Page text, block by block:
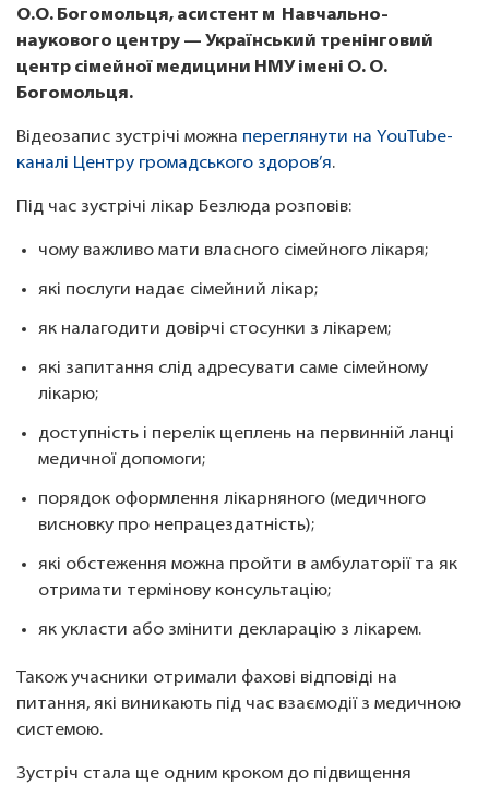
О.О. Богомольця, асистент м Навчально-
наукового центру — Український тренінговий
центр сімейної медицини НМУ імені О. О.
Богомольця.
Відеозапис зустрічі можна переглянути на YouTube-
каналі Центру громадського здоров’я.
Під час зустрічі лікар Безлюда розповів:
чому важливо мати власного сімейного лікаря;
які послуги надає сімейний лікар;
як налагодити довірчі стосунки з лікарем;
які запитання слід адресувати саме сімейному
лікарю;
доступність і перелік щеплень на первинній ланці
медичної допомоги;
порядок оформлення лікарняного (медичного
висновку про непрацездатність);
які обстеження можна пройти в амбулаторії та як
отримати термінову консультацію;
як укласти або змінити декларацію з лікарем.
Також учасники отримали фахові відповіді на
питання, які виникають під час взаємодії з медичною
системою.
Зустріч стала ще одним кроком до підвищення